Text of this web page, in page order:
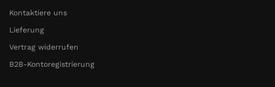
Kontaktiere uns
Lieferung
Vertrag widerrufen
B2B-Kontoregistrierung